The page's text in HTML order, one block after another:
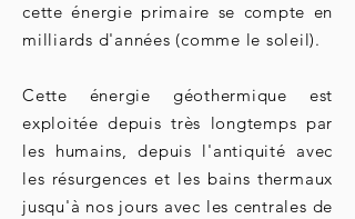
cette énergie primaire se compte en
milliards d'années (comme le soleil).
Cette énergie géothermique est
exploitée depuis très longtemps par
les humains, depuis l'antiquité avec
les résurgences et les bains thermaux
jusqu'à nos jours avec les centrales de